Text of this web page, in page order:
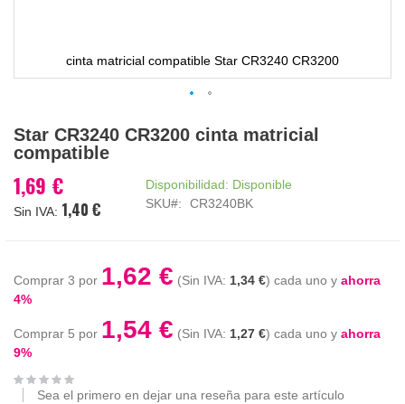
cinta matricial compatible Star CR3240 CR3200
al
comienzo
la
galería
Star CR3240 CR3200 cinta matricial
compatible
1,69 €
1,40 €
Disponibilidad: Disponible
SKU
CR3240BK
Comprar 3 por 1,62 € 1,34 € cada uno y ahorra
4%
Comprar 5 por 1,54 € 1,27 € cada uno y ahorra
9%
Sea el primero en dejar una reseña para este artículo